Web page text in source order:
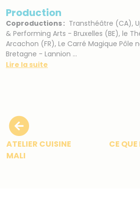
Production
Coproductions : Transthéâtre (CA),
& Performing Arts - Bruxelles (BE), le
Arcachon (FR), Le Carré Magique Pôle
Bretagne - Lannion ...
Lire la suite
ATELIER CUISINE
MALI
CE